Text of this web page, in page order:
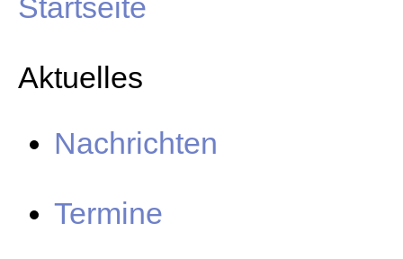
Startseite
Aktuelles
Nachrichten
Termine